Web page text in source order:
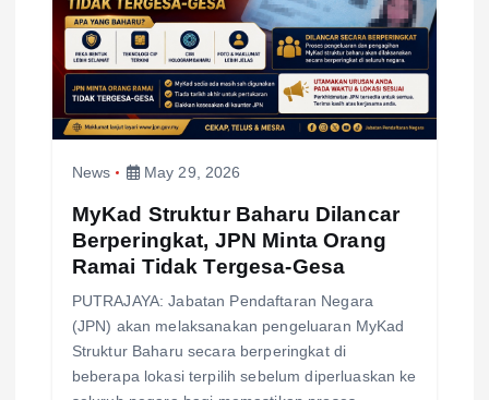
o
News May 29, 2026
MyKad Struktur Baharu Dilancar
Berperingkat, JPN Minta Orang
Ramai Tidak Tergesa-Gesa
PUTRAJAYA: Jabatan Pendaftaran Negara
(JPN) akan melaksanakan pengeluaran MyKad
Struktur Baharu secara berperingkat di
beberapa lokasi terpilih sebelum diperluaskan ke